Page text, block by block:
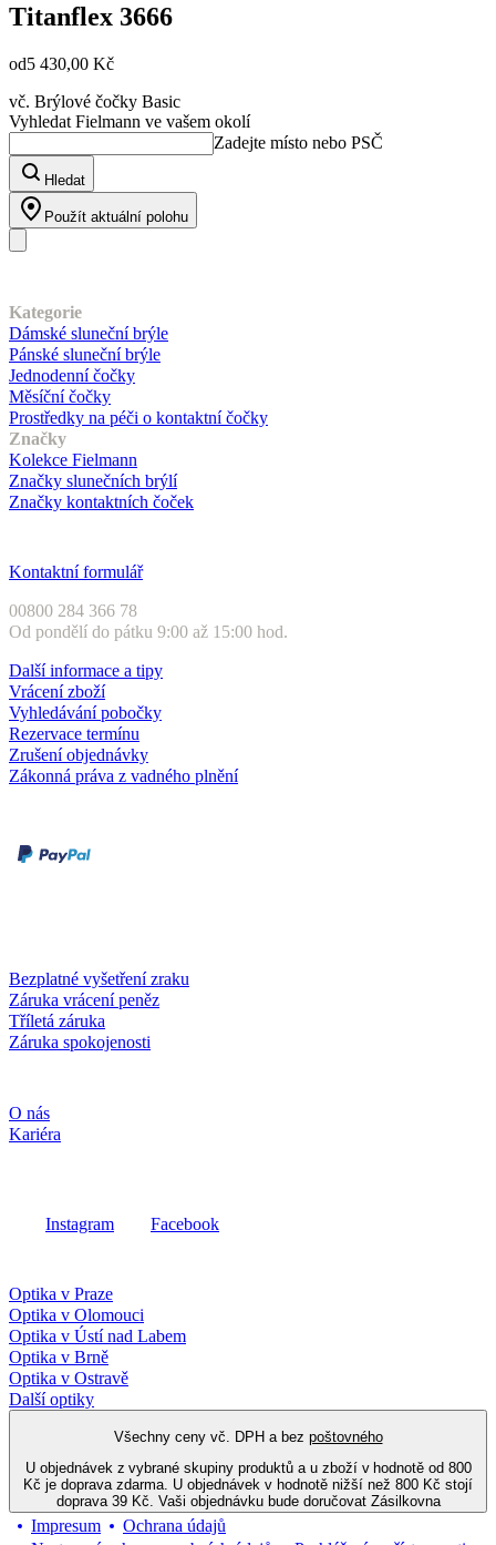
Titanflex 3666
od5 430,00 Kč
vč. Brýlové čočky Basic
Vyhledat Fielmann ve vašem okolí
Zadejte místo nebo PSČ
Hledat
Použít aktuální polohu
Kategorie
Dámské sluneční brýle
Pánské sluneční brýle
Jednodenní čočky
Měsíční čočky
Prostředky na péči o kontaktní čočky
Značky
Kolekce Fielmann
Značky slunečních brýlí
Značky kontaktních čoček
Kontaktní formulář
00800 284 366 78
Od pondělí do pátku 9:00 až 15:00 hod.
Další informace a tipy
Vrácení zboží
Vyhledávání pobočky
Rezervace termínu
Zrušení objednávky
Zákonná práva z vadného plnění
Bezplatné vyšetření zraku
Záruka vrácení peněz
Tříletá záruka
Záruka spokojenosti
O nás
Kariéra
Instagram Facebook
Optika v Praze
Optika v Olomouci
Optika v Ústí nad Labem
Optika v Brně
Optika v Ostravě
Další optiky
Všechny ceny vč. DPH a bez poštovného
U objednávek z vybrané skupiny produktů a u zboží v hodnotě od 800
Kč je doprava zdarma. U objednávek v hodnotě nižší než 800 Kč stojí
doprava 39 Kč. Vaši objednávku bude doručovat Zásilkovna
Impresum
Ochrana údajů